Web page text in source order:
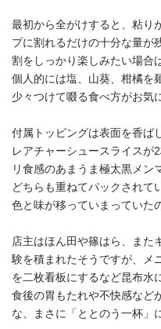
最初から全がけすると、粘り
プに割れるだけの十分な量が
割をしっかり楽しみたい場合
個人的には塩、山葵、柑橘を
少々つけて啜る食べ方がお気
付属トッピングは表面を香ば
レアチャーシュースライスが
リ食感のあまうま極太黒メン
どちらも重ねてパックされて
色と味が移っていまっていた
店主はほん田や篠はら、また
験を積まれたそうですが、メ
を二枚看板にするなど昆布水
食後の胃もたれや不快感など
な、まさに「ととのう一杯」